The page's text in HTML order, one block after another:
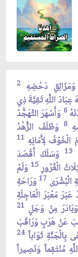
وَمَزَالِقِ دَحْضِهِ2
عِبَادَ اللَّهِ تَقِيَّةَ ذِي
6 وَأَسْهَرَ التَّهَجُّدُ
8 وَظَلَفَ الزُّهْدُ
الْخَوْفَ لِأَمَانِهِ 11
13 وَسَلَكَ أَقْصَدَ
الْغُرُورِ 15 وَلَمْ
الْبُشْرَى 17وَرَاحَةِ
مَعْبَرَ الْعَاجِلَةِ
وَبَادَرَ مِنْ وَجَلٍ 21
عَنْ هَرَبٍ وَرَاقَبَ
بِالْجَنَّةِ ثَوَاباً24
مُنْتَقِماً وَنَصِيراً